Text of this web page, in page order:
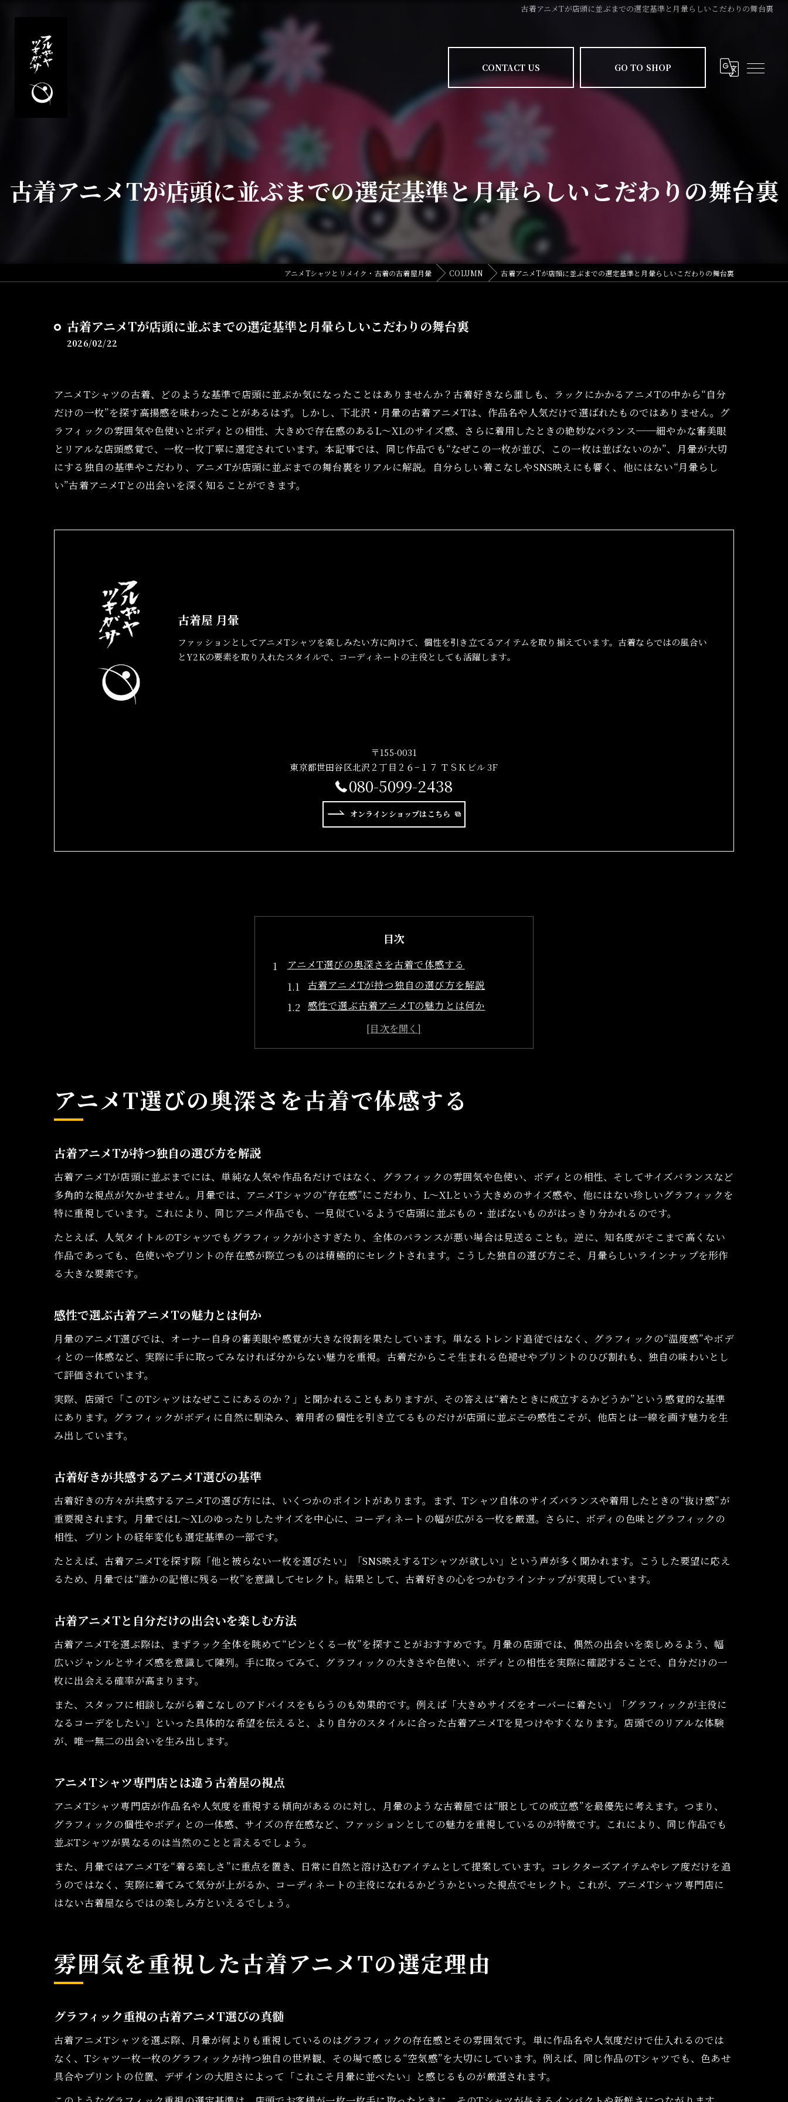
古着アニメTが店頭に並ぶまでの選定基準と月暈らしいこだわりの舞台裏
CONTACT US GO TO SHOP
古着アニメTが店頭に並ぶまでの選定基準と月暈らしいこだわりの舞台裏
アニメTシャツとリメイク・古着の古着屋月暈 COLUMN 古着アニメTが店頭に並ぶまでの選定基準と月暈らしいこだわりの舞台裏
古着アニメTが店頭に並ぶまでの選定基準と月暈らしいこだわりの舞台裏
2026/02/22
アニメTシャツの古着、どのような基準で店頭に並ぶか気になったことはありませんか？古着好きなら誰しも、ラックにかかるアニメTの中から“自分
だけの一枚”を探す高揚感を味わったことがあるはず。しかし、下北沢・月暈の古着アニメTは、作品名や人気だけで選ばれたものではありません。グ
ラフィックの雰囲気や色使いとボディとの相性、大きめで存在感のあるL〜XLのサイズ感、さらに着用したときの絶妙なバランス──細やかな審美眼
とリアルな店頭感覚で、一枚一枚丁寧に選定されています。本記事では、同じ作品でも“なぜこの一枚が並び、この一枚は並ばないのか”、月暈が大切
にする独自の基準やこだわり、アニメTが店頭に並ぶまでの舞台裏をリアルに解説。自分らしい着こなしやSNS映えにも響く、他にはない“月暈らし
い”古着アニメTとの出会いを深く知ることができます。
古着屋 月暈
ファッションとしてアニメTシャツを楽しみたい方に向けて、個性を引き立てるアイテムを取り揃えています。古着ならではの風合い
とY2Kの要素を取り入れたスタイルで、コーディネートの主役としても活躍します。
〒155-0031
東京都世田谷区北沢２丁目２６−１７ ＴＳＫビル 3F
080-5099-2438
オンラインショップはこちら
目次
アニメT選びの奥深さを古着で体感する
古着アニメTが持つ独自の選び方を解説
感性で選ぶ古着アニメTの魅力とは何か
古着好きが共感するアニメT選びの基準
古着アニメTと自分だけの出会いを楽しむ方法
雰囲気を重視した古着アニメTの選定理由
グラフィック重視の古着アニメT選びの真髄
古着屋視点で見るアニメTシャツの雰囲気
雰囲気重視の古着アニメTはどう選ばれるか
サイズ感が魅力の古着アニメTとの出会い方
古着アニメTのL〜XLサイズ感を選ぶ理由
大きめサイズの古着アニメTが持つ価値
着心地とバランスで選ばれる古着アニメT
古着アニメTは着心地と成立感で選ばれる
古着アニメTの着心地を重視する理由とは
着心地とバランスで決まる古着アニメTの魅力
月暈らしい古着アニメTのラインナップの理由
オーナー独自の感覚が生む古着アニメTの個性
月暈独自の古着アニメT選びを体感する瞬間
同じ作品でも並ぶ古着Tに違いが生まれる理由
古着アニメTのグラフィックで差がつく理由
店頭に並ぶ古着アニメTの個性を解説
アニメT選びの奥深さを古着で体感する
古着アニメTが持つ独自の選び方を解説
古着アニメTが店頭に並ぶまでには、単純な人気や作品名だけではなく、グラフィックの雰囲気や色使い、ボディとの相性、そしてサイズバランスなど
多角的な視点が欠かせません。月暈では、アニメTシャツの“存在感”にこだわり、L〜XLという大きめのサイズ感や、他にはない珍しいグラフィックを
特に重視しています。これにより、同じアニメ作品でも、一見似ているようで店頭に並ぶもの・並ばないものがはっきり分かれるのです。
たとえば、人気タイトルのTシャツでもグラフィックが小さすぎたり、全体のバランスが悪い場合は見送ることも。逆に、知名度がそこまで高くない
作品であっても、色使いやプリントの存在感が際立つものは積極的にセレクトされます。こうした独自の選び方こそ、月暈らしいラインナップを形作
る大きな要素です。
感性で選ぶ古着アニメTの魅力とは何か
月暈のアニメT選びでは、オーナー自身の審美眼や感覚が大きな役割を果たしています。単なるトレンド追従ではなく、グラフィックの“温度感”やボデ
ィとの一体感など、実際に手に取ってみなければ分からない魅力を重視。古着だからこそ生まれる色褪せやプリントのひび割れも、独自の味わいとし
て評価されています。
実際、店頭で「このTシャツはなぜここにあるのか？」と聞かれることもありますが、その答えは“着たときに成立するかどうか”という感覚的な基準
にあります。グラフィックがボディに自然に馴染み、着用者の個性を引き立てるものだけが店頭に並ぶ――この感性こそが、他店とは一線を画す魅力を生
み出しています。
古着好きが共感するアニメT選びの基準
古着好きの方々が共感するアニメTの選び方には、いくつかのポイントがあります。まず、Tシャツ自体のサイズバランスや着用したときの“抜け感”が
重要視されます。月暈ではL〜XLのゆったりしたサイズを中心に、コーディネートの幅が広がる一枚を厳選。さらに、ボディの色味とグラフィックの
相性、プリントの経年変化も選定基準の一部です。
たとえば、古着アニメTを探す際「他と被らない一枚を選びたい」「SNS映えするTシャツが欲しい」という声が多く聞かれます。こうした要望に応え
るため、月暈では“誰かの記憶に残る一枚”を意識してセレクト。結果として、古着好きの心をつかむラインナップが実現しています。
古着アニメTと自分だけの出会いを楽しむ方法
古着アニメTを選ぶ際は、まずラック全体を眺めて“ピンとくる一枚”を探すことがおすすめです。月暈の店頭では、偶然の出会いを楽しめるよう、幅
広いジャンルとサイズ感を意識して陳列。手に取ってみて、グラフィックの大きさや色使い、ボディとの相性を実際に確認することで、自分だけの一
枚に出会える確率が高まります。
また、スタッフに相談しながら着こなしのアドバイスをもらうのも効果的です。例えば「大きめサイズをオーバーに着たい」「グラフィックが主役に
なるコーデをしたい」といった具体的な希望を伝えると、より自分のスタイルに合った古着アニメTを見つけやすくなります。店頭でのリアルな体験
が、唯一無二の出会いを生み出します。
アニメTシャツ専門店とは違う古着屋の視点
アニメTシャツ専門店が作品名や人気度を重視する傾向があるのに対し、月暈のような古着屋では“服としての成立感”を最優先に考えます。つまり、
グラフィックの個性やボディとの一体感、サイズの存在感など、ファッションとしての魅力を重視しているのが特徴です。これにより、同じ作品でも
並ぶTシャツが異なるのは当然のことと言えるでしょう。
また、月暈ではアニメTを“着る楽しさ”に重点を置き、日常に自然と溶け込むアイテムとして提案しています。コレクターズアイテムやレア度だけを追
うのではなく、実際に着てみて気分が上がるか、コーディネートの主役になれるかどうかといった視点でセレクト。これが、アニメTシャツ専門店に
はない古着屋ならではの楽しみ方といえるでしょう。
雰囲気を重視した古着アニメTの選定理由
グラフィック重視の古着アニメT選びの真髄
古着アニメTシャツを選ぶ際、月暈が何よりも重視しているのはグラフィックの存在感とその雰囲気です。単に作品名や人気度だけで仕入れるのでは
なく、Tシャツ一枚一枚のグラフィックが持つ独自の世界観、その場で感じる“空気感”を大切にしています。例えば、同じ作品のTシャツでも、色あせ
具合やプリントの位置、デザインの大胆さによって「これこそ月暈に並べたい」と感じるものが厳選されます。